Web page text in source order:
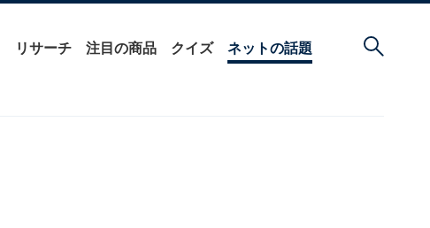
リサーチ 注目の商品 クイズ ネットの話題